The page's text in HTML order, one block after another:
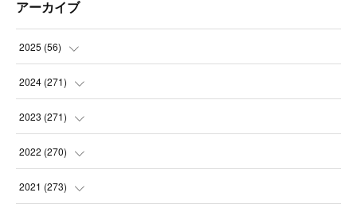
アーカイブ
2025 (56)
(14
(21
(21
2024 (271)
(21
(22
(23
2023 (271)
(22
(23
2022 (270)
(23
2021 (273)